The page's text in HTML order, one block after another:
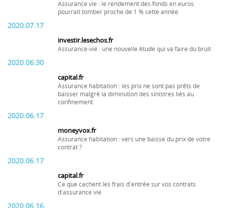
Assurance vie : le rendement des fonds en euros
pourrait tomber proche de 1 % cette année
2020.07.17
investir.lesechos.fr
Assurance-vie : une nouvelle étude qui va faire du bruit
2020.06.30
capital.fr
Assurance habitation : les prix ne sont pas prêts de
baisser malgré la diminution des sinistres liés au
confinement
2020.06.17
moneyvox.fr
Assurance habitation : vers une baisse du prix de votre
contrat ?
2020.06.17
capital.fr
Ce que cachent les frais d'entrée sur vos contrats
d'assurance vie
2020.06.16